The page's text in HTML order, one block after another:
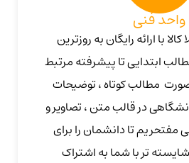
واحد فنی
با ارائه رایگان به روزترین
ابتدایی تا پیشرفته مرتبط
مطالب کوتاه ، توضیحات
در قالب متن ، تصاویر و
مفتحریم تا دانشمان را برای
تر با شما به اشتراک